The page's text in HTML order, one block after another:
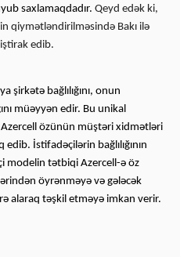
saxlamaqdadır. Qeyd edək ki,
qiymətləndirilməsində Bakı ilə
edib.
şirkətə bağlılığını, onun
müəyyən edir. Bu unikal
özünün müştəri xidmətləri
İstifadəçilərin bağlılığının
modelin tətbiqi Azercell-ə öz
öyrənməyə və gələcək
alaraq təşkil etməyə imkan verir.